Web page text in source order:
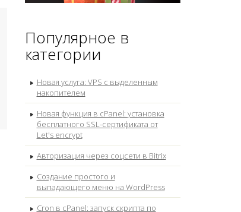
Популярное в
категории
Новая услуга: VPS с выделенным
накопителем
Новая функция в cPanel: установка
бесплатного SSL-сертификата от
Let's encrypt
Авторизация через соцсети в Bitrix
Создание простого и
выпадающего меню на WordPress
Cron в cPanel: запуск скрипта по